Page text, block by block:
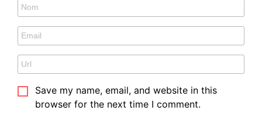
Save my name, email, and website in this
browser for the next time I comment.